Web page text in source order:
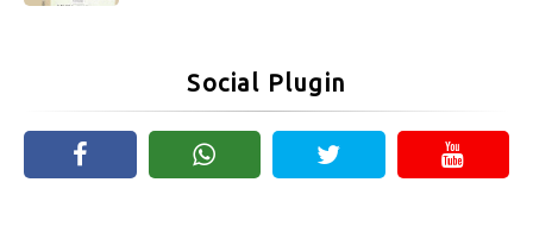
Social Plugin